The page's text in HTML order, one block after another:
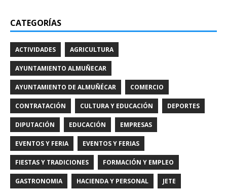
CATEGORÍAS
ACTIVIDADES AGRICULTURA
AYUNTAMIENTO ALMUÑECAR
AYUNTAMIENTO DE ALMUÑÉCAR COMERCIO
CONTRATACIÓN CULTURA Y EDUCACIÓN DEPORTES
DIPUTACIÓN EDUCACIÓN EMPRESAS
EVENTOS Y FERIA EVENTOS Y FERIAS
FIESTAS Y TRADICIONES FORMACIÓN Y EMPLEO
GASTRONOMIA HACIENDA Y PERSONAL JETE